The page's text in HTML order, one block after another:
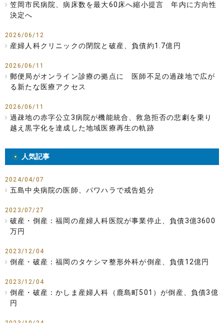
笠岡市民病院、病床数を最大60床へ縮小提言 年内に方向性
決定へ
2026/06/12
産婦人科クリニックの閉院と破産、負債約1.7億円
2026/06/11
郵便局がオンライン診療の拠点に 医師不足の過疎地で広が
る新たな医療アクセス
2026/06/11
過疎地の赤字公立3病院が機能統合、救急拒否の悲劇を乗り
越え黒字化を達成した地域医療再生の軌跡
人気記事
2024/04/07
五島中央病院の医師、パワハラで戒告処分
2023/07/27
破産・倒産：福岡の産婦人科医院が事業停止、負債3億3600
万円
2023/12/04
倒産・破産：福岡のタケシマ整形外科が倒産、負債12億円
2023/12/04
倒産・破産：かしま産婦人科（鹿島町501）が倒産、負債3億
円